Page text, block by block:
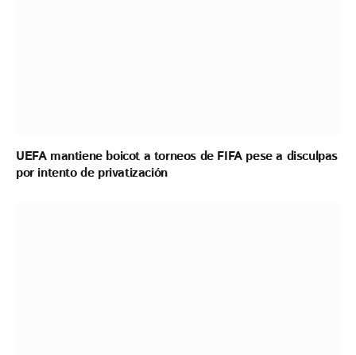
UEFA mantiene boicot a torneos de FIFA pese a disculpas
por intento de privatización